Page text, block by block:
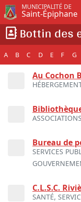
Passer au contenu
MUNICIPALITÉ DE
Saint-Épiphane
Bottin des
A B C D E F G
Au Cochon
ASSOCIATIONS
Bureau de
SERVICES
C.L.S.C.
SANTÉ,